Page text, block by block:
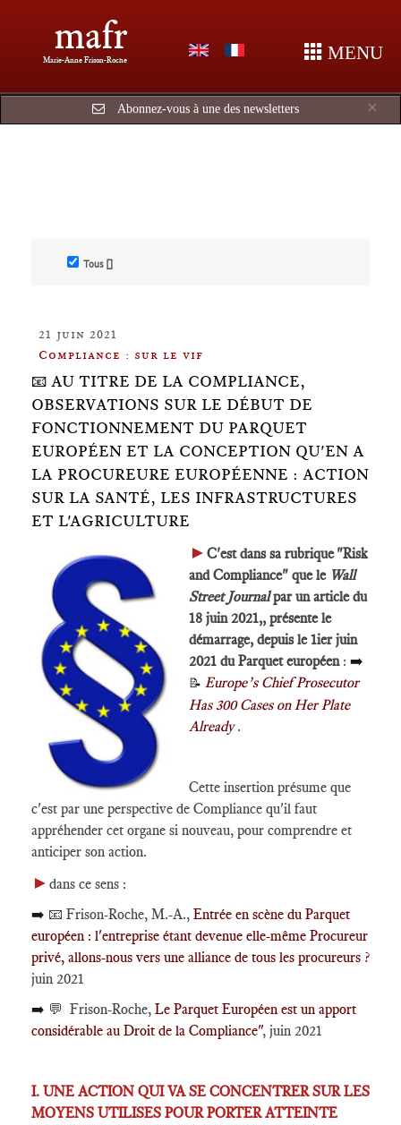
mafr
Marie-Anne Frison-Roche MENU
×
Abonnez-vous à une des newsletters
Tous []
21 juin 2021
Compliance : sur le vif
📧 AU TITRE DE LA COMPLIANCE,
OBSERVATIONS SUR LE DÉBUT DE
FONCTIONNEMENT DU PARQUET
EUROPÉEN ET LA CONCEPTION QU'EN A
LA PROCUREURE EUROPÉENNE : ACTION
SUR LA SANTÉ, LES INFRASTRUCTURES
ET L'AGRICULTURE
► C'est dans sa rubrique "Risk
and Compliance" que le Wall
Street Journalpar un article du
18 juin 2021,, présente le
démarrage, depuis le 1ier juin
2021 du Parquet européen: ➡️
📝 Europe’s Chief Prosecutor
Has 300 Cases on Her Plate
Already.
Cette insertion présume que
c'est par une perspective de Compliance qu'il faut
appréhender cet organe si nouveau, pour comprendre et
anticiper son action.
► dans ce sens :
➡️ 📧 Frison-Roche, M.-A., Entrée en scène du Parquet
européen : l'entreprise étant devenue elle-même Procureur
privé, allons-nous vers une alliance de tous les procureurs ?
juin 2021
➡️ 💬 Frison-Roche, Le Parquet Européen est un apport
considérable au Droit de la Compliance", juin 2021
I. UNE ACTION QUI VA SE CONCENTRER SUR LES
MOYENS UTILISES POUR PORTER ATTEINTE